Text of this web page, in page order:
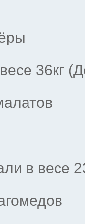
36кг
в весе